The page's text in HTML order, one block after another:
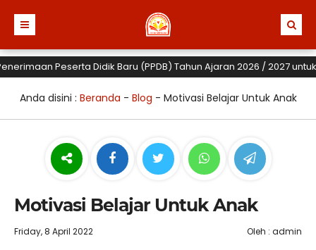
Peserta Didik Baru (PPDB) Tahun Ajaran 2026 / 2027 untuk
Anda disini : Beranda - Blog - Motivasi Belajar Untuk Anak
Motivasi Belajar Untuk Anak
Friday, 8 April 2022 Oleh : admin